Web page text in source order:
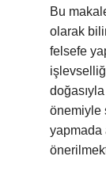
Bu
olarak
felsefe
önemiyle
yapmada